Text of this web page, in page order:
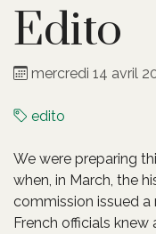
Edito
mercredi 14 avril
edito
We were preparing
when, in March, the
commission issued
French officials